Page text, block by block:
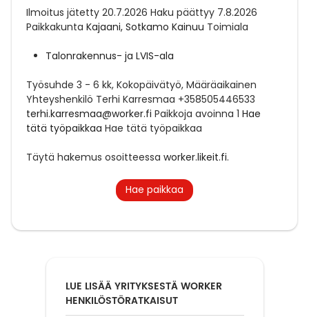
Ilmoitus jätetty 20.7.2026 Haku päättyy 7.8.2026
Paikkakunta Kajaani, Sotkamo Kainuu Toimiala
Talonrakennus- ja LVIS-ala
Työsuhde 3 - 6 kk, Kokopäivätyö, Määräaikainen
Yhteyshenkilö Terhi Karresmaa +358505446533
terhi.karresmaa@worker.fi Paikkoja avoinna 1 Hae
tätä työpaikkaa Hae tätä työpaikkaa
Täytä hakemus osoitteessa worker.likeit.fi.
Hae paikkaa
LUE LISÄÄ YRITYKSESTÄ WORKER
HENKILÖSTÖRATKAISUT